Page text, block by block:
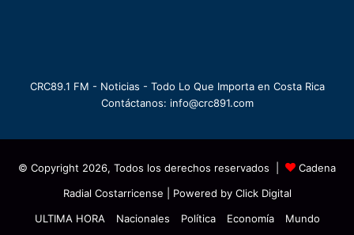
CRC89.1 FM - Noticias - Todo Lo Que Importa en Costa Rica
Contáctanos: info@crc891.com
© Copyright 2026, Todos los derechos reservados |
Cadena
Radial Costarricense | Powered by Click Digital
ULTIMA HORA
Nacionales Política Economía Mundo